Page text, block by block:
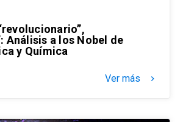
Análisis a los Nobel de
y Química
Ver más keyboard_arrow_right